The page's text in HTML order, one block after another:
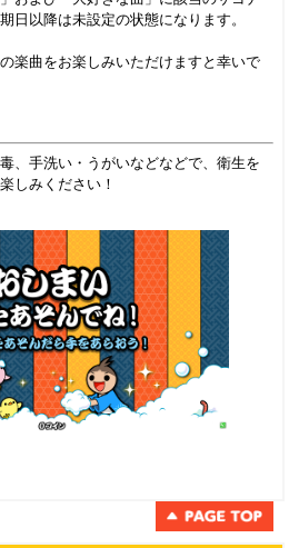
日以降は未設定の状態になります。
楽曲をお楽しみいただけますと幸いで
、手洗い・うがいなどなどで、衛生を
しみください！